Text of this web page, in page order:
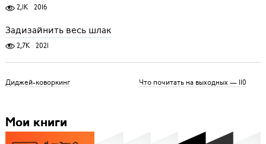
2,1K 2016
Задизайнить весь шлак
2,7K 2021
Диджей-коворкинг Что почитать на выходных — 110
Мои книги